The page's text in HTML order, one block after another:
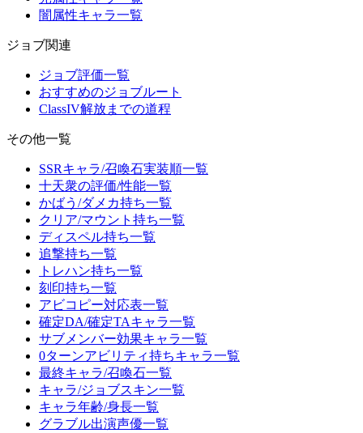
闇属性キャラ一覧
ジョブ関連
ジョブ評価一覧
おすすめのジョブルート
ClassIV解放までの道程
その他一覧
SSRキャラ/召喚石実装順一覧
十天衆の評価/性能一覧
かばう/ダメカ持ち一覧
クリア/マウント持ち一覧
ディスペル持ち一覧
追撃持ち一覧
トレハン持ち一覧
刻印持ち一覧
アビコピー対応表一覧
確定DA/確定TAキャラ一覧
サブメンバー効果キャラ一覧
0ターンアビリティ持ちキャラ一覧
最終キャラ/召喚石一覧
キャラ/ジョブスキン一覧
キャラ年齢/身長一覧
グラブル出演声優一覧